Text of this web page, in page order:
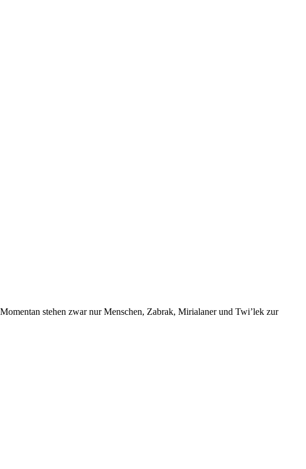
stehen zwar nur Menschen, Zabrak, Mirialaner und Twi’lek zur